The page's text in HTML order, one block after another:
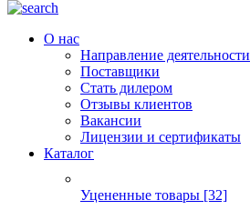
О нас
Направление деятельности
Поставщики
Стать дилером
Отзывы клиентов
Вакансии
Лицензии и сертификаты
Каталог
Уцененные товары [32]